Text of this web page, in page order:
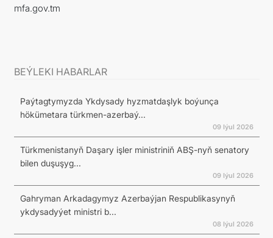
mfa.gov.tm
BEÝLEKI HABARLAR
Paýtagtymyzda Ykdysady hyzmatdaşlyk boýunça
hökümetara türkmen-azerbaý...
09 Iýul 2026
Türkmenistanyň Daşary işler ministriniň ABŞ-nyň senatory
bilen duşuşyg...
09 Iýul 2026
Gahryman Arkadagymyz Azerbaýjan Respublikasynyň
ykdysadyýet ministri b...
08 Iýul 2026